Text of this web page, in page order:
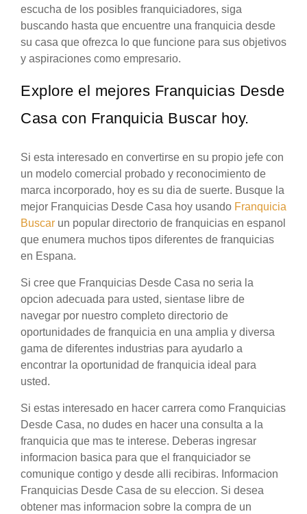
escucha de los posibles franquiciadores, siga
buscando hasta que encuentre una franquicia desde
su casa que ofrezca lo que funcione para sus objetivos
y aspiraciones como empresario.
Explore el mejores Franquicias Desde
Casa con Franquicia Buscar hoy.
Si esta interesado en convertirse en su propio jefe con
un modelo comercial probado y reconocimiento de
marca incorporado, hoy es su dia de suerte. Busque la
mejor Franquicias Desde Casa hoy usando Franquicia
Buscar un popular directorio de franquicias en espanol
que enumera muchos tipos diferentes de franquicias
en Espana.
Si cree que Franquicias Desde Casa no seria la
opcion adecuada para usted, sientase libre de
navegar por nuestro completo directorio de
oportunidades de franquicia en una amplia y diversa
gama de diferentes industrias para ayudarlo a
encontrar la oportunidad de franquicia ideal para
usted.
Si estas interesado en hacer carrera como Franquicias
Desde Casa, no dudes en hacer una consulta a la
franquicia que mas te interese. Deberas ingresar
informacion basica para que el franquiciador se
comunique contigo y desde alli recibiras. Informacion
Franquicias Desde Casa de su eleccion. Si desea
obtener mas informacion sobre la compra de un